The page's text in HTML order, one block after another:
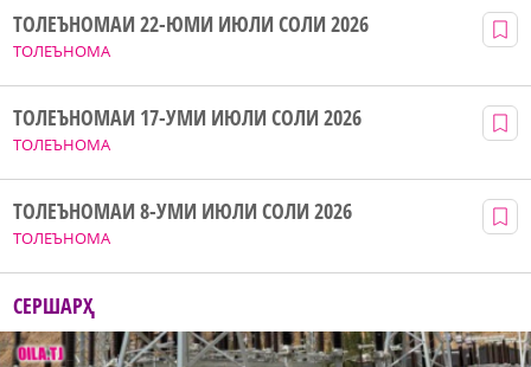
ТОЛЕЪНОМА
ТОЛЕЪНОМАИ 22-ЮМИ ИЮЛИ СОЛИ 2026
ТОЛЕЪНОМА
ТОЛЕЪНОМАИ 17-УМИ ИЮЛИ СОЛИ 2026
ТОЛЕЪНОМА
ТОЛЕЪНОМАИ 8-УМИ ИЮЛИ СОЛИ 2026
СЕРШАРҲ